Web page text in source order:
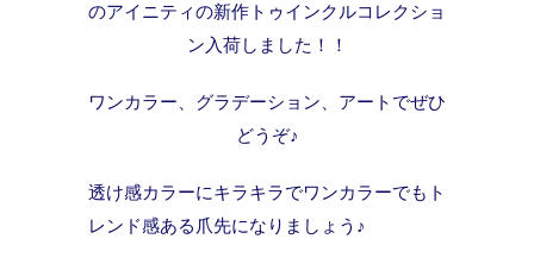
のアイニティの新作トゥインクルコレクショ
ン入荷しました！！
ワンカラー、グラデーション、アートでぜひ
どうぞ♪
透け感カラーにキラキラでワンカラーでもト
レンド感ある爪先になりましょう♪